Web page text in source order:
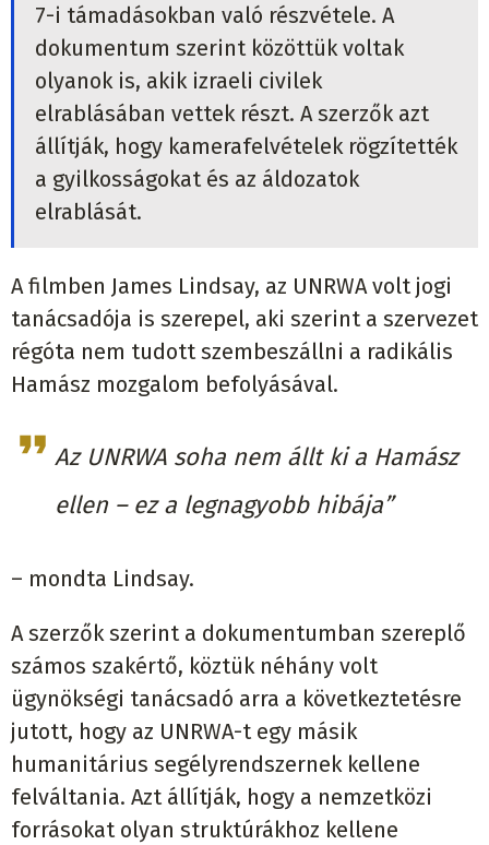
7-i támadásokban való részvétele. A
dokumentum szerint közöttük voltak
olyanok is, akik izraeli civilek
elrablásában vettek részt. A szerzők azt
állítják, hogy kamerafelvételek rögzítették
a gyilkosságokat és az áldozatok
elrablását.
A filmben James Lindsay, az UNRWA volt jogi
tanácsadója is szerepel, aki szerint a szervezet
régóta nem tudott szembeszállni a radikális
Hamász mozgalom befolyásával.
Az UNRWA soha nem állt ki a Hamász
ellen – ez a legnagyobb hibája”
– mondta Lindsay.
A szerzők szerint a dokumentumban szereplő
számos szakértő, köztük néhány volt
ügynökségi tanácsadó arra a következtetésre
jutott, hogy az UNRWA-t egy másik
humanitárius segélyrendszernek kellene
felváltania. Azt állítják, hogy a nemzetközi
forrásokat olyan struktúrákhoz kellene